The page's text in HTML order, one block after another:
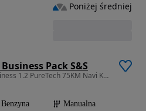
Pack S&S
1199 cm3 • 75 KM • Edition Business 1.2 PureTech 75KM Navi Klima GWARANCJA!!!
Benzyna
Manualna
Poniżej średniej